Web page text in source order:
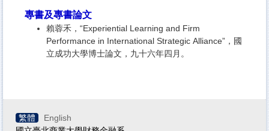
專書及專書論文
賴蓉禾，“Experiential Learning and Firm
Performance in International Strategic Alliance”，國
立成功大學博士論文，九十六年四月。
繁體
English